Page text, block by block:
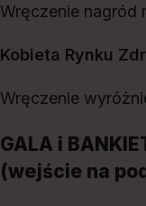
Wręczenie nagród
Kobieta Rynku
Wręczenie
GALA i
(wejście na